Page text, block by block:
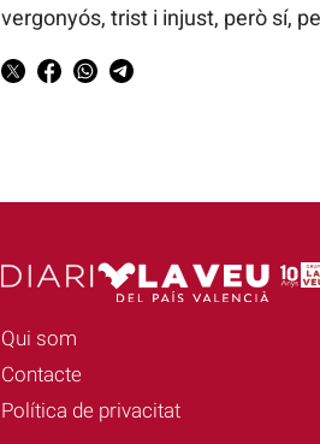
vergonyós, trist i injust, però sí,
Qui som
Contacte
Política de privacitat